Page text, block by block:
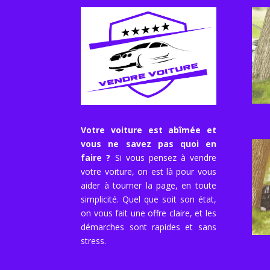
Votre voiture est abîmée et
vous ne savez pas quoi en
faire ? Si vous pensez à vendre
votre voiture, on est là pour vous
aider à tourner la page, en toute
simplicité. Quel que soit son état,
on vous fait une offre claire, et les
démarches sont rapides et sans
stress.